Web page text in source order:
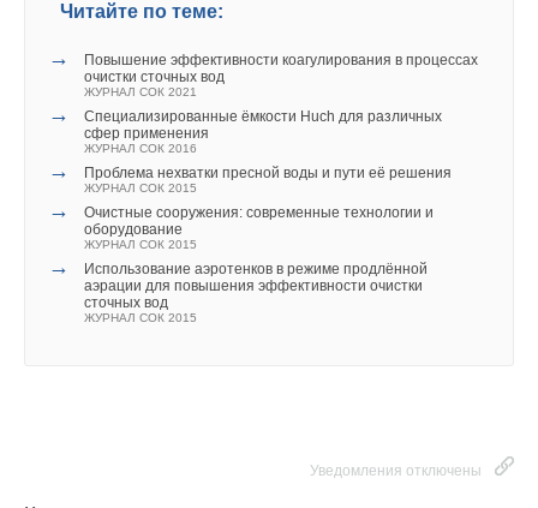
Читайте по теме:
→
Повышение эффективности коагулирования в процессах
очистки сточных вод
ЖУРНАЛ СОК 2021
→
Специализированные ёмкости Huch для различных
сфер применения
ЖУРНАЛ СОК 2016
→ Проблема нехватки пресной воды и пути её решения
ЖУРНАЛ СОК 2015
→
Очистные сооружения: современные технологии и
оборудование
ЖУРНАЛ СОК 2015
→
Использование аэротенков в режиме продлённой
аэрации для повышения эффективности очистки
сточных вод
ЖУРНАЛ СОК 2015
Уведомления отключены